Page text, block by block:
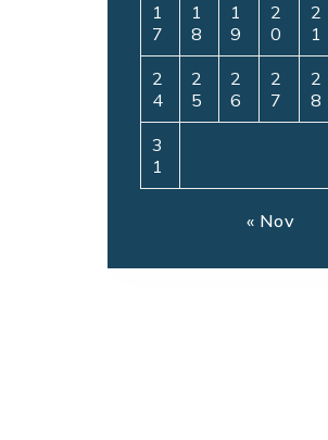
1
7
1
8
1
9
2
0
2
1
2
4
2
5
2
6
2
7
2
8
3
1
« Nov